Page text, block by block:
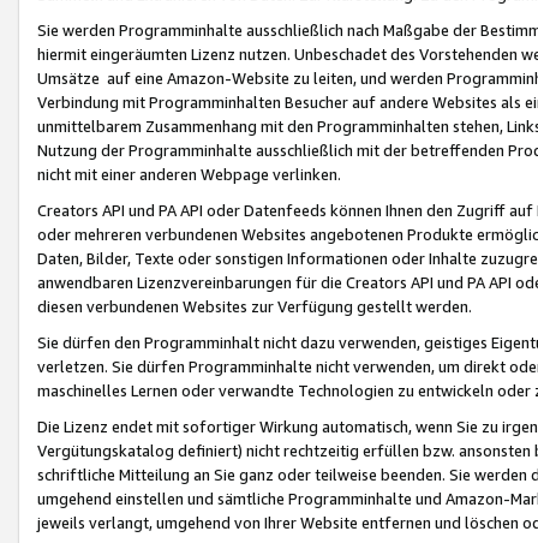
Sie werden Programminhalte ausschließlich nach Maßgabe der
hiermit eingeräumten Lizenz nutzen. Unbeschadet des Vorstehenden
Umsätze auf eine Amazon-Website zu leiten, und werden
Verbindung mit Programminhalten Besucher auf andere Websites als
unmittelbarem Zusammenhang mit den Programminhalten stehen,
Nutzung der Programminhalte ausschließlich mit der betreffenden
nicht mit einer anderen Webpage verlinken.
Creators API und PA API oder Datenfeeds können Ihnen den Zugriff
oder mehreren verbundenen Websites angebotenen Produkte
Daten, Bilder, Texte oder sonstigen Informationen oder Inhalte
anwendbaren Lizenzvereinbarungen für die Creators API und PA API
diesen verbundenen Websites zur Verfügung gestellt werden.
Sie dürfen den Programminhalt nicht dazu verwenden, geistiges
verletzen. Sie dürfen Programminhalte nicht verwenden, um direkt
maschinelles Lernen oder verwandte Technologien zu entwickeln
Die Lizenz endet mit sofortiger Wirkung automatisch, wenn Sie zu
Vergütungskatalog definiert) nicht rechtzeitig erfüllen bzw. ansonsten
schriftliche Mitteilung an Sie ganz oder teilweise beenden. Sie werden
umgehend einstellen und sämtliche Programminhalte und Amazon-
jeweils verlangt, umgehend von Ihrer Website entfernen und löschen